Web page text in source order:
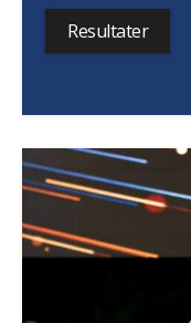
Resultater